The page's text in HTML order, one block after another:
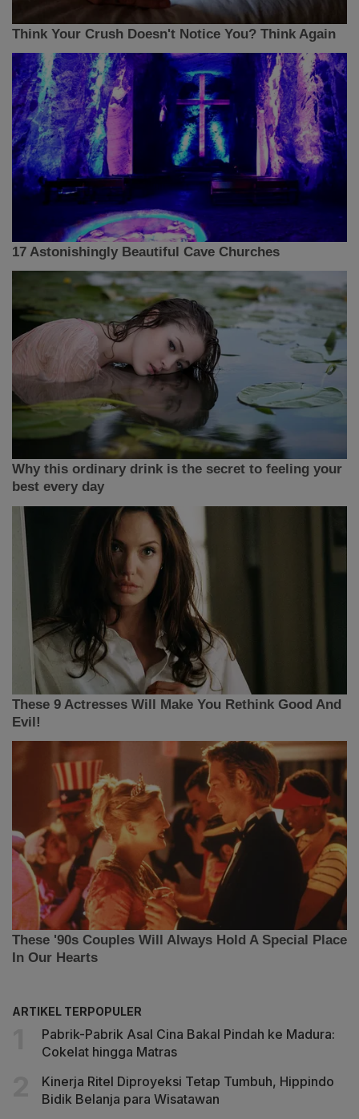
ARTIKEL TERPOPULER
Pabrik-Pabrik Asal Cina Bakal Pindah ke Madura:
Cokelat hingga Matras
Kinerja Ritel Diproyeksi Tetap Tumbuh, Hippindo
Bidik Belanja para Wisatawan